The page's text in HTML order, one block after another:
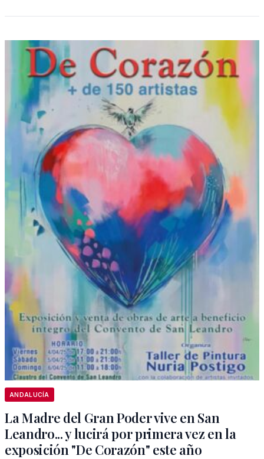
ANDALUCÍA
La Madre del Gran Poder vive en San
Leandro... y lucirá por primera vez en la
exposición "De Corazón" este año